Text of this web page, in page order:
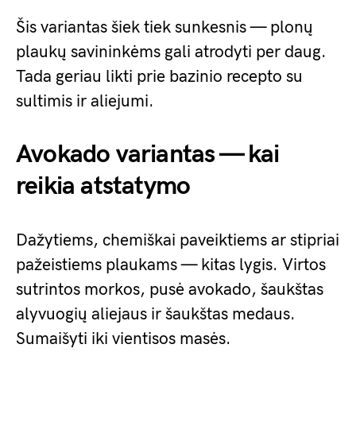
Šis variantas šiek tiek sunkesnis — plonų
plaukų savininkėms gali atrodyti per daug.
Tada geriau likti prie bazinio recepto su
sultimis ir aliejumi.
Avokado variantas — kai
reikia atstatymo
Dažytiems, chemiškai paveiktiems ar stipriai
pažeistiems plaukams — kitas lygis. Virtos
sutrintos morkos, pusė avokado, šaukštas
alyvuogių aliejaus ir šaukštas medaus.
Sumaišyti iki vientisos masės.